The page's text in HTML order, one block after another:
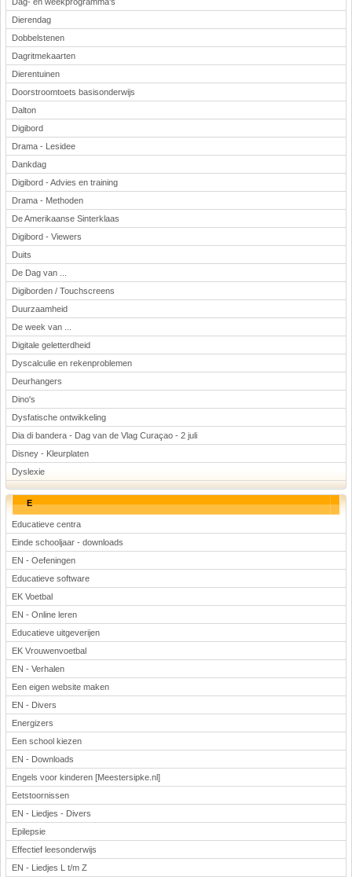
Dierendag
Dobbelstenen
Dagritmekaarten
Dierentuinen
Doorstroomtoets basisonderwijs
Dalton
Digibord
Drama - Lesidee
Dankdag
Digibord - Advies en training
Drama - Methoden
De Amerikaanse Sinterklaas
Digibord - Viewers
Duits
De Dag van ...
Digiborden / Touchscreens
Duurzaamheid
De week van ...
Digitale geletterdheid
Dyscalculie en rekenproblemen
Deurhangers
Dino's
Dysfatische ontwikkeling
Dia di bandera - Dag van de Vlag Curaçao - 2 juli
Disney - Kleurplaten
Dyslexie
E
Educatieve centra
Einde schooljaar - downloads
EN - Oefeningen
Educatieve software
EK Voetbal
EN - Online leren
Educatieve uitgeverijen
EK Vrouwenvoetbal
EN - Verhalen
Een eigen website maken
EN - Divers
Energizers
Een school kiezen
EN - Downloads
Engels voor kinderen [Meestersipke.nl]
Eetstoornissen
EN - Liedjes - Divers
Epilepsie
Effectief leesonderwijs
EN - Liedjes L t/m Z